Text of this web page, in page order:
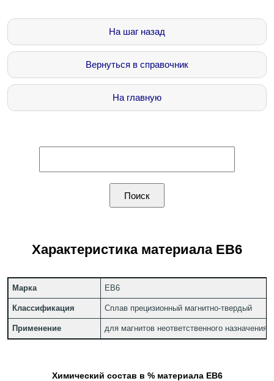
На шаг назад
Вернуться в справочник
На главную
Характеристика материала ЕВ6
Марка ЕВ6
Классификация Сплав прецизионный магнитно-твердый
Применение для магнитов неответственного назначения
Химический состав в % материала ЕВ6